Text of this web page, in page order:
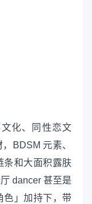
化、同性恋文
BDSM 元素、
条和大面积露肤
dancer 甚至是
色」加持下，带